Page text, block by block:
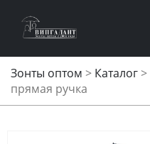
Зонты оптом > Каталог>
прямая ручка